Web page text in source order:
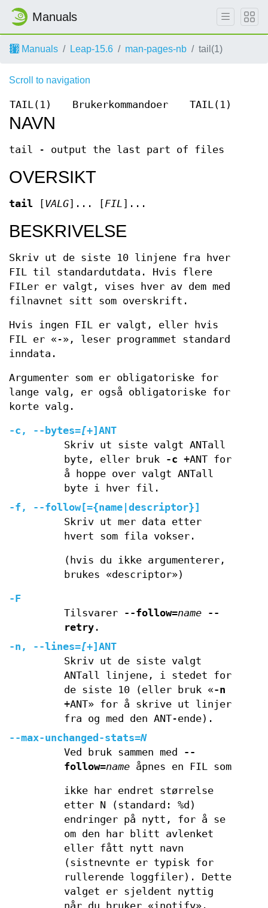
Manuals
Manuals Leap-15.6 man-pages-nb tail(1)
Scroll to navigation
TAIL(1) Brukerkommandoer TAIL(1)
NAVN
tail - output the last part of files
OVERSIKT
tail [VALG]... [FIL]...
BESKRIVELSE
Skriv ut de siste 10 linjene fra hver
FIL til standardutdata. Hvis flere
FILer er valgt, vises hver av dem med
filnavnet sitt som overskrift.
Hvis ingen FIL er valgt, eller hvis
FIL er «-», leser programmet standard
inndata.
Argumenter som er obligatoriske for
lange valg, er også obligatoriske for
korte valg.
-c , --bytes=[+]ANT
Skriv ut siste valgt ANTall
byte, eller bruk
-c +ANT for
å hoppe over valgt ANTall
byte i hver fil.
-f , --follow[={name|descriptor}]
Skriv ut mer data etter
hvert som fila vokser.
(hvis du ikke argumenterer,
brukes «descriptor»)
-F
Tilsvarer
--follow=name
--
retry.
-n , --lines=[+]ANT
Skriv ut de siste valgt
ANTall linjene, i stedet for
de siste 10 (eller bruk «-n
+ANT» for å skrive ut linjer
fra og med den ANT-ende).
--max-unchanged-stats=N
Ved bruk sammen med
--
follow=nameåpnes en FIL som
ikke har endret størrelse
etter N (standard: %d)
endringer på nytt, for å se
om den har blitt avlenket
eller fått nytt navn
(sistnevnte er typisk for
rullerende loggfiler). Dette
valget er sjeldent nyttig